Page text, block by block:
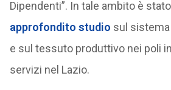
Dipendenti”. In tale ambito è
approfondito studio sul
e sul tessuto produttivo nei poli
servizi nel Lazio.